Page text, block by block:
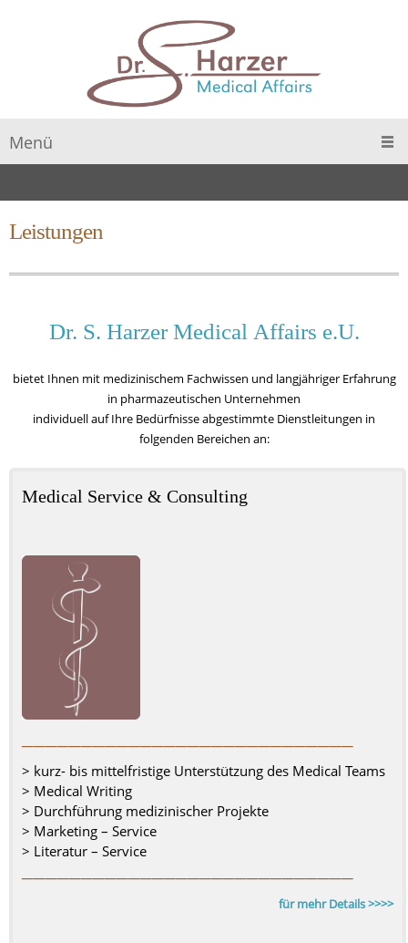
Menü
Leistungen
Dr. S. Harzer Medical Affairs e.U.
bietet Ihnen mit medizinischem Fachwissen und langjähriger Erfahrung
in pharmazeutischen Unternehmen
individuell auf Ihre Bedürfnisse abgestimmte Dienstleitungen in
folgenden Bereichen an:
Medical Service & Consulting
––––––––––––––––––––––––––––
> kurz- bis mittelfristige Unterstützung des Medical Teams
> Medical Writing
> Durchführung medizinischer Projekte
> Marketing – Service
> Literatur – Service
––––––––––––––––––––––––––––
für mehr Details >>>>